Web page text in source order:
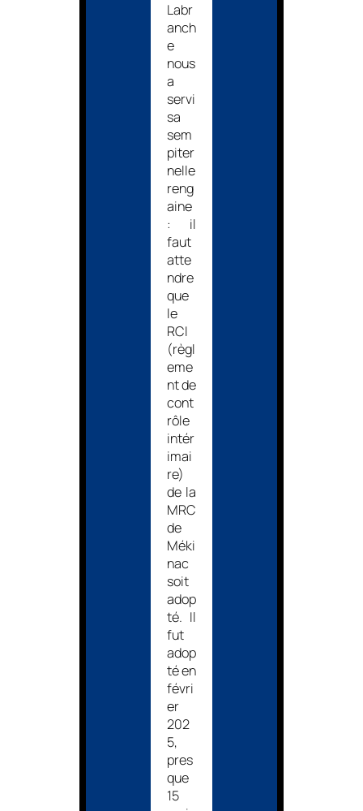
Labr
anch
e
nous
a
servi
sa
sem
piter
nelle
reng
aine
: il
faut
atte
ndre
que
le
RCI
(règl
eme
nt de
cont
rôle
intér
imai
re)
de la
MRC
de
Méki
nac
soit
adop
té. Il
fut
adop
té en
févri
er
202
5,
pres
que
15